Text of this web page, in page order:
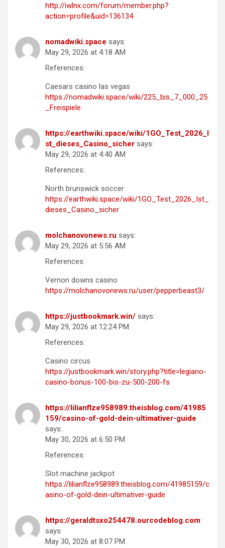
http://iwlnx.com/forum/member.php?
action=profile&uid=136134
nomadwiki.space says:
May 29, 2026 at 4:18 AM
References:
Caesars casino las vegas
https://nomadwiki.space/wiki/225_bis_7_000_25
_Freispiele
https://earthwiki.space/wiki/1GO_Test_2026_I
st_dieses_Casino_sicher says:
May 29, 2026 at 4:40 AM
References:
North brunswick soccer
https://earthwiki.space/wiki/1GO_Test_2026_Ist_
dieses_Casino_sicher
molchanovonews.ru says:
May 29, 2026 at 5:56 AM
References:
Vernon downs casino
https://molchanovonews.ru/user/pepperbeast3/
https://justbookmark.win/ says:
May 29, 2026 at 12:24 PM
References:
Casino circus
https://justbookmark.win/story.php?title=legiano-
casino-bonus-100-bis-zu-500-200-fs
https://lilianflze958989.theisblog.com/41985
159/casino-of-gold-dein-ultimativer-guide
says:
May 30, 2026 at 6:50 PM
References:
Slot machine jackpot
https://lilianflze958989.theisblog.com/41985159/c
asino-of-gold-dein-ultimativer-guide
https://geraldtsxo254478.ourcodeblog.com
says:
May 30, 2026 at 8:07 PM